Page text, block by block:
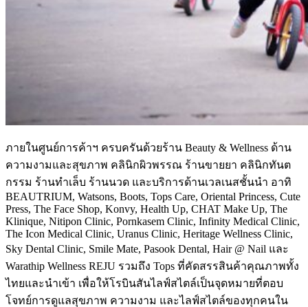
ภายในศูนย์การค้าฯ ครบครันด้วยร้าน Beauty & Wellness ด้าน
ความงามและสุขภาพ คลินิกผิวพรรณ ร้านขายยา คลินิกทันต
กรรม ร้านทำเล็บ ร้านนวด และบริการด้านเวลเนสชั้นนำ อาทิ
BEAUTRIUM, Watsons, Boots, Tops Care, Oriental Princess, Cute
Press, The Face Shop, Konvy, Health Up, CHAT Make Up, The
Klinique, Nitipon Clinic, Pornkasem Clinic, Infinity Medical Clinic,
The Icon Medical Clinic, Uranus Clinic, Heritage Wellness Clinic,
Sky Dental Clinic, Smile Mate, Pasook Dental, Hair @ Nail และ
Warathip Wellness REJU รวมถึง Tops ที่คัดสรรสินค้าคุณภาพทั้ง
ไทยและนำเข้า เพื่อให้โรบินสันไลฟ์สไตล์เป็นจุดหมายที่ตอบ
โจทย์การดูแลสุขภาพ ความงาม และไลฟ์สไตล์ของทุกคนใน